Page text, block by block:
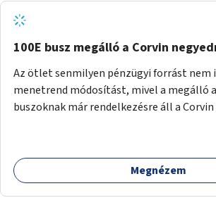
tud állni a megállóba. A környéken a
csúcsidőben már most is fullos, a Bosnyák
befejeztével hatványozódni fog az utazási
100E busz megálló a Corvin
Az ötlet senmilyen pénzügyi forrást nem
menetrend módosítást, mivel a megálló
buszoknak már rendelkezésre áll a
ha a 100E reptéri busz a Corvin negyed
megállna - főleg éjjel, amikor a metró nem
Megnézem